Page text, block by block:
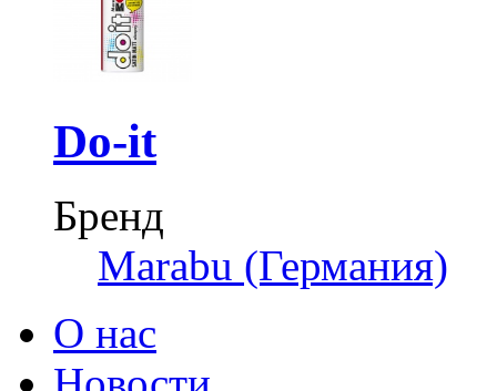
Do-it
Бренд
Marabu (Германия)
О нас